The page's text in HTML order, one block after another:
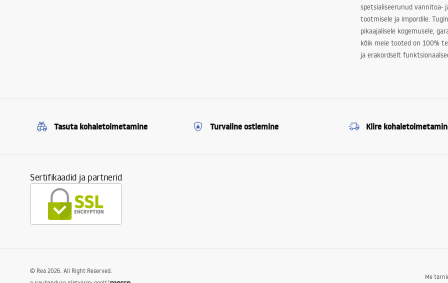
spetsialiseerunud vannitoa-
tootmisele ja impordile.
pikaajalisele kogemusele,
kõik meie tooted on 100%
ja erakordselt
Tasuta kohaletoimetamine Turvaline ostlemine Kiire
Sertifikaadid ja partnerid
Me
© Rea 2026. All Right Reserved.